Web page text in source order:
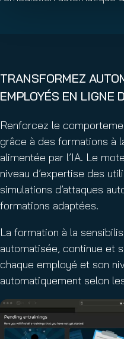
TRANSFORMEZ
EMPLOYÉS EN LIGNE
Renforcez le
grâce à des formations à
alimentée par l’IA. Le
niveau d’expertise des
simulations d’attaques
formations adaptées.
La formation à la
automatisée, continue et
chaque employé et son
automatiquement selon